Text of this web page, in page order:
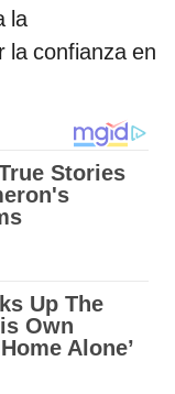
la
la confianza en